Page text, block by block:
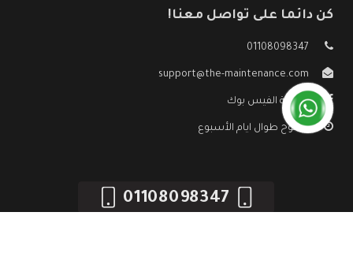
كن دائما على تواصل معنا!
01108098347
support@the-maintenance.com
صفحة الفيس بوك
مفتوح طوال ايام الأسبوع
01108098347